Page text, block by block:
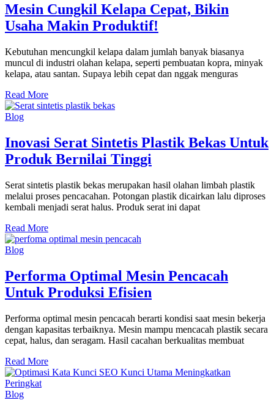
Mesin Cungkil Kelapa Cepat, Bikin
Usaha Makin Produktif!
Kebutuhan mencungkil kelapa dalam jumlah banyak biasanya
muncul di industri olahan kelapa, seperti pembuatan kopra, minyak
kelapa, atau santan. Supaya lebih cepat dan nggak menguras
Read More
Blog
Inovasi Serat Sintetis Plastik Bekas Untuk
Produk Bernilai Tinggi
Serat sintetis plastik bekas merupakan hasil olahan limbah plastik
melalui proses pencacahan. Potongan plastik dicairkan lalu diproses
kembali menjadi serat halus. Produk serat ini dapat
Read More
Blog
Performa Optimal Mesin Pencacah
Untuk Produksi Efisien
Performa optimal mesin pencacah berarti kondisi saat mesin bekerja
dengan kapasitas terbaiknya. Mesin mampu mencacah plastik secara
cepat, halus, dan seragam. Hasil cacahan berkualitas membuat
Read More
Blog